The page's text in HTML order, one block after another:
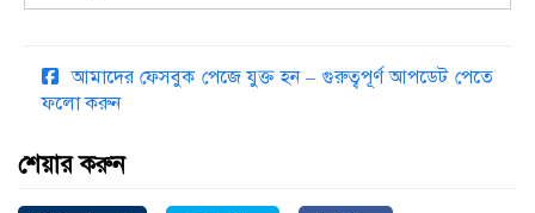
আমাদের ফেসবুক পেজে যুক্ত হন – গুরুত্বপূর্ণ আপডেট পেতে
ফলো করুন
শেয়ার করুন